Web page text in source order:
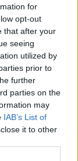
for
opt-out
that after your
seeing
utilized by
prior to
further
parties on the
may
IAB’s List of
it to other